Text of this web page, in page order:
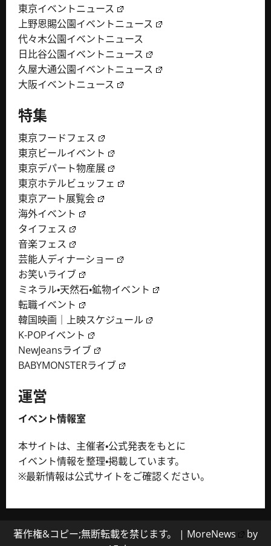
東京イベントニュース
上野恩賜公園イベントニュース
代々木公園イベントニュース
日比谷公園イベントニュース
久屋大通公園イベントニュース
大阪イベントニュース
特集
東京フードフェス
東京ビールイベント
東京デパート物産展
東京ホテルビュッフェ
東京アート展覧会
海外イベント
タイフェス
音楽フェス
芸能人ディナーショー
お笑いライブ
ミネラル・天然石・鉱物イベント
転職イベント
韓国映画｜上映スケジュール
K-POPイベント
NewJeansライブ
BABYMONSTERライブ
運営
イベント情報室
本サイトは、主催者・公式発表をもとに
イベント情報を整理・掲載しています。
※最新情報は公式サイトをご確認ください。
著作権&コピー;無断転載を禁じます。 | MoreNews
by